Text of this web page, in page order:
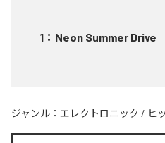
1 ： Neon Summer Drive
ジャンル： エレクトロニック / ヒ